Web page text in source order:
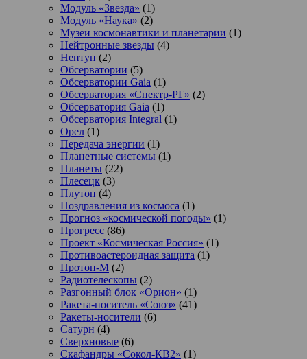
Модуль «Звезда» (1)
Модуль «Наука» (2)
Музеи космонавтики и планетарии (1)
Нейтронные звезды (4)
Нептун (2)
Обсерватории (5)
Обсерватории Gaia (1)
Обсерватория «Спектр-РГ» (2)
Обсерватория Gaia (1)
Обсерватория Integral (1)
Орел (1)
Передача энергии (1)
Планетные системы (1)
Планеты (22)
Плесецк (3)
Плутон (4)
Поздравления из космоса (1)
Прогноз «космической погоды» (1)
Прогресс (86)
Проект «Космическая Россия» (1)
Противоастероидная защита (1)
Протон-М (2)
Радиотелескопы (2)
Разгонный блок «Орион» (1)
Ракета-носитель «Союз» (41)
Ракеты-носители (6)
Сатурн (4)
Сверхновые (6)
Скафандры «Сокол-КВ2» (1)